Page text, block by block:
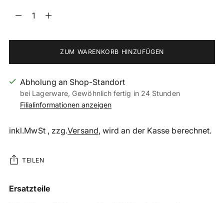
Menge
ZUM WARENKORB HINZUFÜGEN
Abholung an Shop-Standort
bei Lagerware, Gewöhnlich fertig in 24 Stunden
Filialinformationen anzeigen
inkl.MwSt , zzg.Versand, wird an der Kasse berechnet.
TEILEN
Produkt
Ersatzteile